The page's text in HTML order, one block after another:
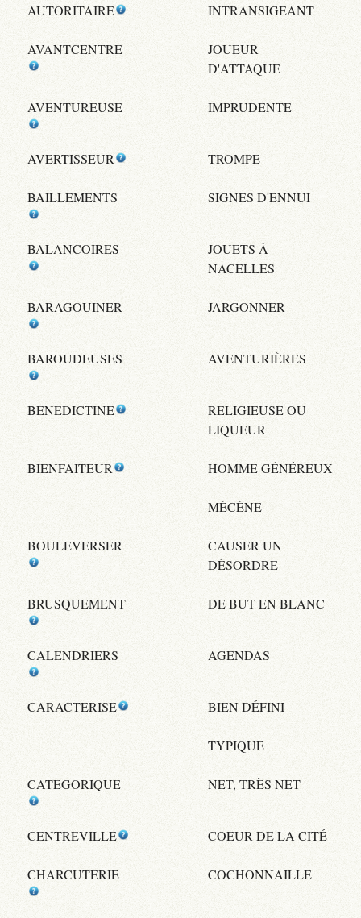
AUTORITAIRE INTRANSIGEANT
AVANTCENTRE
JOUEUR
D'ATTAQUE
AVENTUREUSE IMPRUDENTE
AVERTISSEUR TROMPE
BAILLEMENTS SIGNES D'ENNUI
BALANCOIRES
JOUETS À
NACELLES
BARAGOUINER JARGONNER
BAROUDEUSES AVENTURIÈRES
BENEDICTINE
RELIGIEUSE OU
LIQUEUR
BIENFAITEUR HOMME GÉNÉREUX
MÉCÈNE
BOULEVERSER
CAUSER UN
DÉSORDRE
BRUSQUEMENT DE BUT EN BLANC
CALENDRIERS AGENDAS
CARACTERISE BIEN DÉFINI
TYPIQUE
CATEGORIQUE NET, TRÈS NET
CENTREVILLE COEUR DE LA CITÉ
CHARCUTERIE COCHONNAILLE